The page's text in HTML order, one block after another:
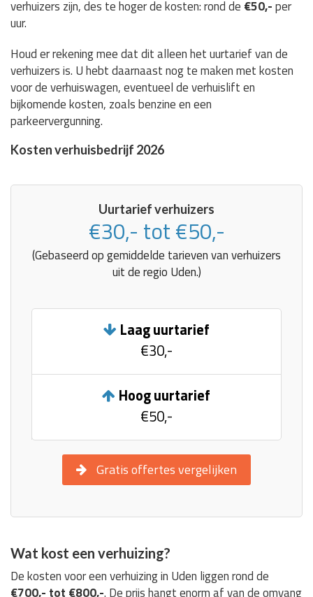
verhuizers zijn, des te hoger de kosten: rond de €50,-per
uur.
Houd er rekening mee dat dit alleen het uurtarief van de
verhuizers is. U hebt daarnaast nog te maken met kosten
voor de verhuiswagen, eventueel de verhuislift en
bijkomende kosten, zoals benzine en een
parkeervergunning.
Kosten verhuisbedrijf 2026
Uurtarief verhuizers
€30,- tot €50,-
(Gebaseerd op gemiddelde tarieven van verhuizers
uit de regio Uden.)
Laag uurtarief
€30,-
Hoog uurtarief
€50,-
Gratis offertes vergelijken
Wat kost een verhuizing?
De kosten voor een verhuizing in Uden liggen rond de
€700,- tot €800,-. De prijs hangt enorm af van de omvang